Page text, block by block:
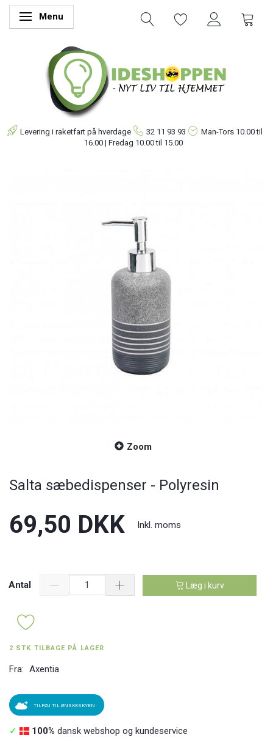
Skifte navigation
Menu
Levering i raketfart på hverdage 32 11 93 93 Man-Tors 10.00 til
16.00 | Fredag 10.00 til 15.00
Zoom
Salta sæbedispenser - Polyresin
69,50 DKK Inkl. moms
Antal Læg i kurv
2 STK TILBAGE PÅ LAGER
Fra: Axentia
TILFØJ TIL ØNSKESKYEN
✓ 100% dansk webshop og kundeservice